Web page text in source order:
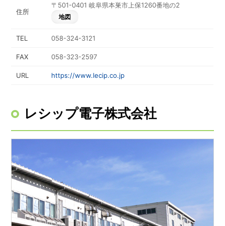
住所
〒501-0401 岐阜県本巣市上保1260番地の2
地図
TEL 058-324-3121
FAX 058-323-2597
URL https://www.lecip.co.jp
レシップ電子株式会社